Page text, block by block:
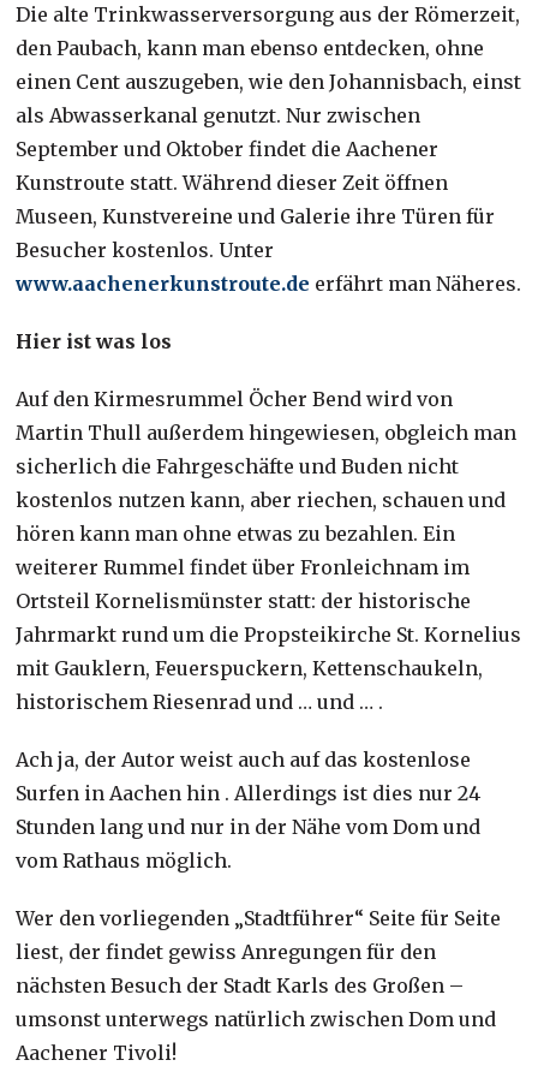
Die alte Trinkwasserversorgung aus der Römerzeit,
den Paubach, kann man ebenso entdecken, ohne
einen Cent auszugeben, wie den Johannisbach, einst
als Abwasserkanal genutzt. Nur zwischen
September und Oktober findet die Aachener
Kunstroute statt. Während dieser Zeit öffnen
Museen, Kunstvereine und Galerie ihre Türen für
Besucher kostenlos. Unter
www.aachenerkunstroute.de erfährt man Näheres.
Hier ist was los
Auf den Kirmesrummel Öcher Bend wird von
Martin Thull außerdem hingewiesen, obgleich man
sicherlich die Fahrgeschäfte und Buden nicht
kostenlos nutzen kann, aber riechen, schauen und
hören kann man ohne etwas zu bezahlen. Ein
weiterer Rummel findet über Fronleichnam im
Ortsteil Kornelismünster statt: der historische
Jahrmarkt rund um die Propsteikirche St. Kornelius
mit Gauklern, Feuerspuckern, Kettenschaukeln,
historischem Riesenrad und … und … .
Ach ja, der Autor weist auch auf das kostenlose
Surfen in Aachen hin . Allerdings ist dies nur 24
Stunden lang und nur in der Nähe vom Dom und
vom Rathaus möglich.
Wer den vorliegenden „Stadtführer“ Seite für Seite
liest, der findet gewiss Anregungen für den
nächsten Besuch der Stadt Karls des Großen –
umsonst unterwegs natürlich zwischen Dom und
Aachener Tivoli!